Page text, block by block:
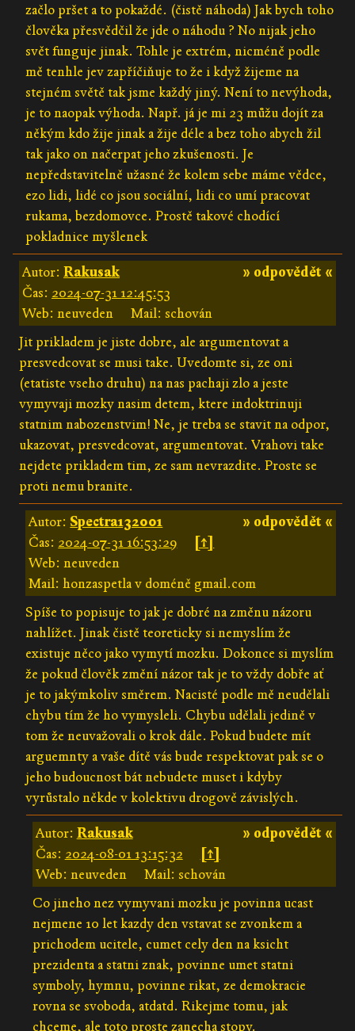
začlo pršet a to pokaždé. (čistě náhoda) Jak bych toho
člověka přesvědčil že jde o náhodu ? No nijak jeho
svět funguje jinak. Tohle je extrém, nicméně podle
mě tenhle jev zapříčiňuje to že i když žijeme na
stejném světě tak jsme každý jiný. Není to nevýhoda,
je to naopak výhoda. Např. já je mi 23 můžu dojít za
někým kdo žije jinak a žije déle a bez toho abych žil
tak jako on načerpat jeho zkušenosti. Je
nepředstavitelně užasné že kolem sebe máme vědce,
ezo lidi, lidé co jsou sociální, lidi co umí pracovat
rukama, bezdomovce. Prostě takové chodící
pokladnice myšlenek
» odpovědět «
Autor: Rakusak
Čas: 2024-07-31 12:45:53
Web: neuveden
Mail: schován
Jit prikladem je jiste dobre, ale argumentovat a
presvedcovat se musi take. Uvedomte si, ze oni
(etatiste vseho druhu) na nas pachaji zlo a jeste
vymyvaji mozky nasim detem, ktere indoktrinuji
statnim nabozenstvim! Ne, je treba se stavit na odpor,
ukazovat, presvedcovat, argumentovat. Vrahovi take
nejdete prikladem tim, ze sam nevrazdite. Proste se
proti nemu branite.
» odpovědět «
Autor: Spectra132001
Čas: 2024-07-31 16:53:29
[↑]
Web: neuveden
Mail: honzaspetla v doméně gmail.com
Spíše to popisuje to jak je dobré na změnu názoru
nahlížet. Jinak čistě teoreticky si nemyslím že
existuje něco jako vymytí mozku. Dokonce si myslím
že pokud člověk změní názor tak je to vždy dobře ať
je to jakýmkoliv směrem. Nacisté podle mě neudělali
chybu tím že ho vymysleli. Chybu udělali jedině v
tom že neuvažovali o krok dále. Pokud budete mít
arguemnty a vaše dítě vás bude respektovat pak se o
jeho budoucnost bát nebudete muset i kdyby
vyrůstalo někde v kolektivu drogově závislých.
» odpovědět «
Autor: Rakusak
Čas: 2024-08-01 13:15:32
[↑]
Web: neuveden
Mail: schován
Co jineho nez vymyvani mozku je povinna ucast
nejmene 10 let kazdy den vstavat se zvonkem a
prichodem ucitele, cumet cely den na ksicht
prezidenta a statni znak, povinne umet statni
symboly, hymnu, povinne rikat, ze demokracie
rovna se svoboda, atdatd. Rikejme tomu, jak
chceme, ale toto proste zanecha stopy.